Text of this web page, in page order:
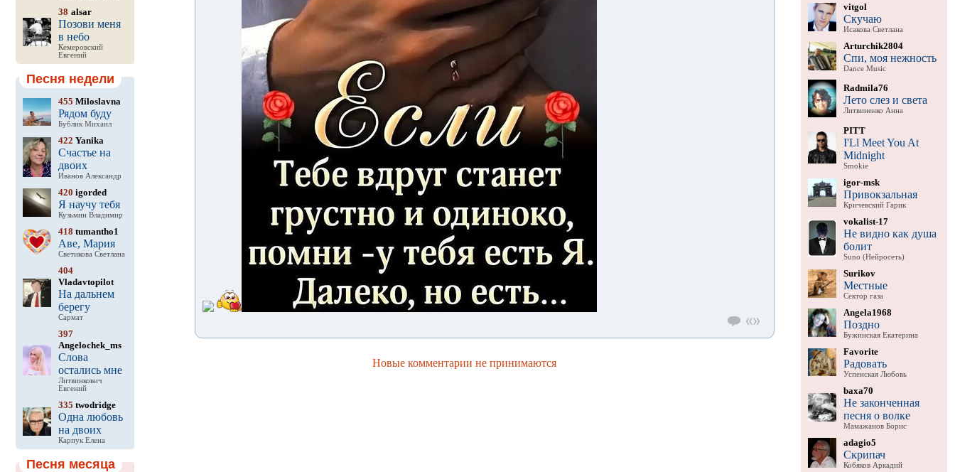
38 alsar
Позови меня
в небо
Кемеровский
Евгений
Песня недели
455 Miloslavna
Рядом буду
Бублик Михаил
422 Yanika
Счастье на
двоих
Иванов Александр
420 igorded
Я научу тебя
Кузьмин Владимир
418 tumantho1
Аве, Мария
Светикова Светлана
404
Vladavtopilot
На дальнем
берегу
Сармат
397
Angelochek_ms
Слова
остались мне
Литвинкович
Евгений
335 twodridge
Одна любовь
на двоих
Карпук Елена
Песня месяца
Новые комментарии не принимаются
vitgol
Скучаю
Исакова Светлана
Arturchik2804
Спи, моя нежность
Dance Music
Radmila76
Лето слез и света
Литвиненко Анна
PITT
I'Ll Meet You At
Midnight
Smokie
igor-msk
Привокзальная
Кричевский Гарик
vokalist-17
Не видно как душа
болит
Suno (Нейросеть)
Surikov
Местные
Сектор газа
Angela1968
Поздно
Бужинская Екатерина
Favorite
Радовать
Успенская Любовь
baxa70
Не законченная
песня о волке
Мамажанов Борис
adagio5
Скрипач
Кобяков Аркадий